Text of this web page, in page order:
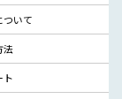
ついて
法
ト